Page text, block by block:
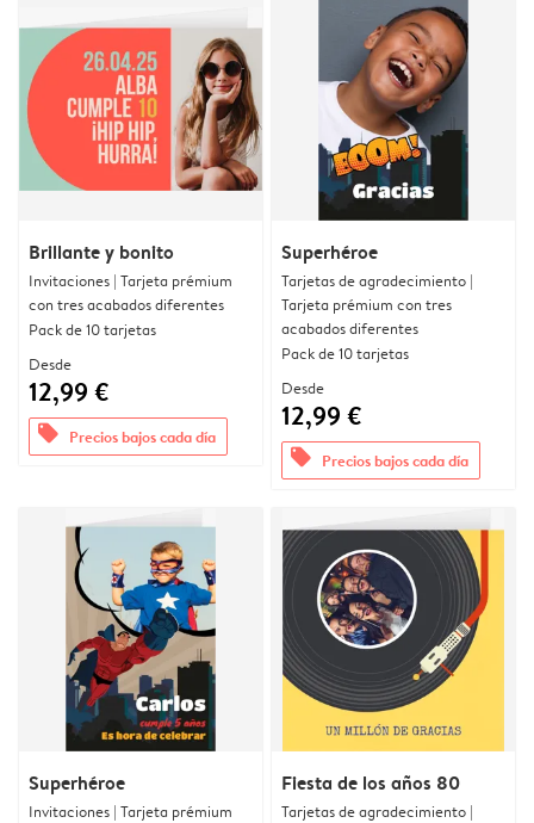
Brillante y bonito
Invitaciones | Tarjeta prémium
con tres acabados diferentes
Pack de 10 tarjetas
Desde
12,99 €
offers Precios bajos cada día
Superhéroe
Tarjetas de agradecimiento |
Tarjeta prémium con tres
acabados diferentes
Pack de 10 tarjetas
Desde
12,99 €
offers Precios bajos cada día
Superhéroe
Invitaciones | Tarjeta prémium
Fiesta de los años 80
Tarjetas de agradecimiento |